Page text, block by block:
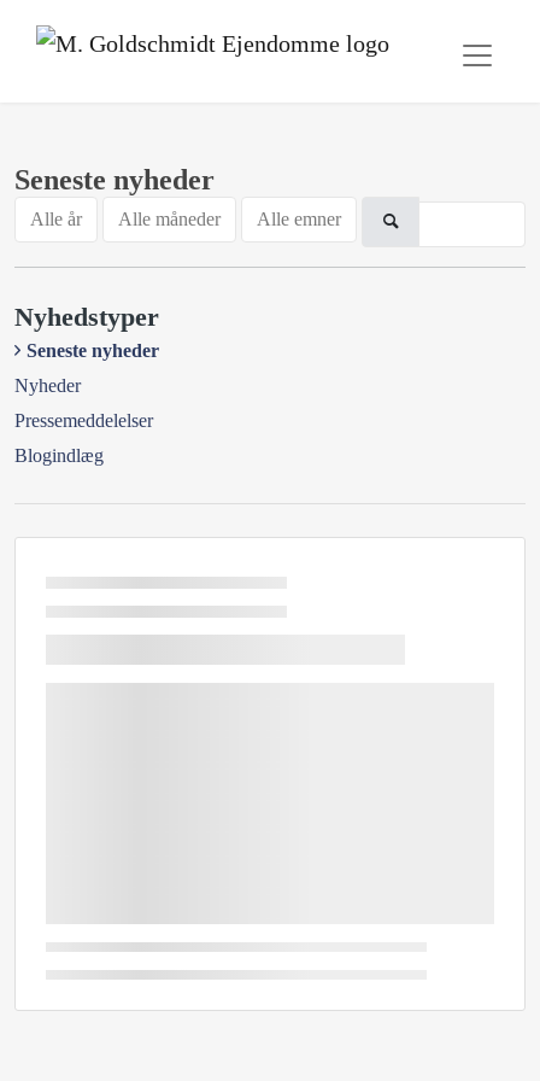
Seneste nyheder
Alle år Alle måneder Alle emner
Nyhedstyper
Seneste nyheder
Nyheder
Pressemeddelelser
Blogindlæg